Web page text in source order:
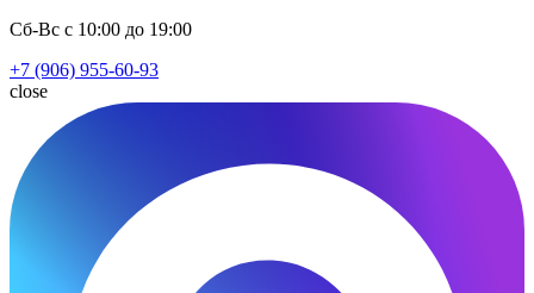
Сб-Вс с 10:00 до 19:00
+7 (906) 955-60-93
close